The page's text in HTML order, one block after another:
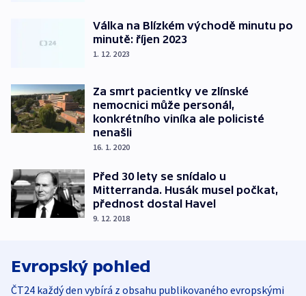
Válka na Blízkém východě minutu po
minutě: říjen 2023
1. 12. 2023
Za smrt pacientky ve zlínské
nemocnici může personál,
konkrétního viníka ale policisté
nenašli
16. 1. 2020
Před 30 lety se snídalo u
Mitterranda. Husák musel počkat,
přednost dostal Havel
9. 12. 2018
Evropský pohled
ČT24 každý den vybírá z obsahu publikovaného evropskými